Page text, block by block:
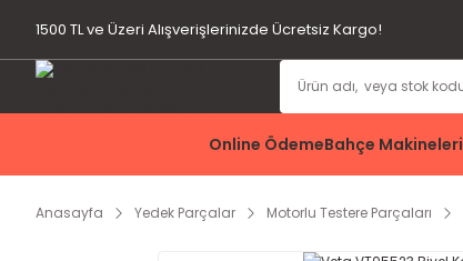
1500 TL ve Üzeri Alışverişlerinizde Ücretsiz Kargo!
Online ÖdemeBahçe Makineleri
Anasayfa Yedek Parçalar Motorlu Testere Parçaları